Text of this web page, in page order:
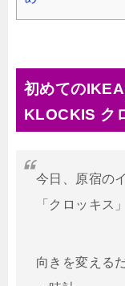
初めての
KLOCKIS ク
今日、原宿の
「クロッキス」
向きを変える